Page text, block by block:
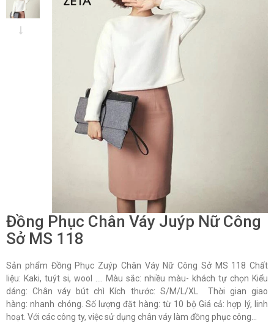
Đồng Phục Chân Váy Juýp Nữ Công
Sở MS 118
Sản phẩm Đồng Phục Zuýp Chân Váy Nữ Công Sở MS 118 Chất
liệu: Kaki, tuýt si, wool …. Màu sắc: nhiều màu- khách tự chọn Kiểu
dáng: Chân váy bút chì Kích thước: S/M/L/XL Thời gian giao
hàng: nhanh chóng. Số lượng đặt hàng: từ 10 bộ Giá cả: hợp lý, linh
hoạt. Với các công ty, việc sử dụng chân váy làm đồng phục công...